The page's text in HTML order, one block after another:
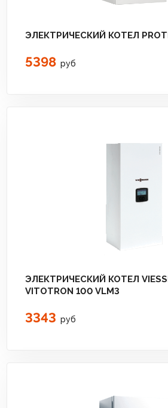
ЭЛЕКТРИЧЕСКИЙ КОТЕЛ
5398 руб
ЭЛЕКТРИЧЕСКИЙ КОТЕЛ
VITOTRON 100 VLM3
3343 руб